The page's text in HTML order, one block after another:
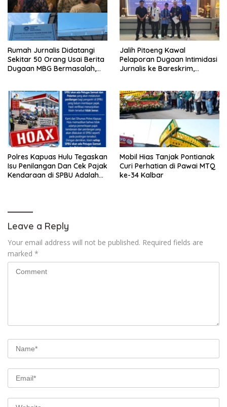
Rumah Jurnalis Didatangi
Sekitar 50 Orang Usai Berita
Dugaan MBG Bermasalah,
Jalih Pitoeng Kawal
Pelaporan Dugaan Intimidasi
Jurnalis ke Bareskrim,
Polres Kapuas Hulu Tegaskan
Isu Penilangan Dan Cek Pajak
Kendaraan di SPBU Adalah
Mobil Hias Tanjak Pontianak
Curi Perhatian di Pawai MTQ
ke-34 Kalbar
Leave a Reply
Your email address will not be published. Required fields are
marked *